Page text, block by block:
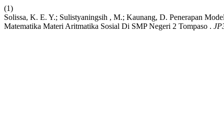
(1)
Solissa, K. E. Y.; Sulistyaningsih , M.; Kaunang, D. Penerapan
Matematika Materi Aritmatika Sosial Di SMP Negeri 2 Tompaso .